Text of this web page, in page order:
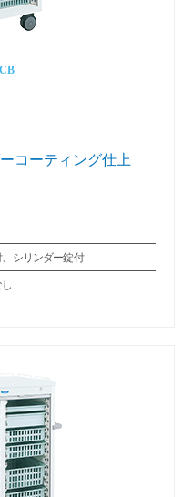
コーティング仕上
シリンダー錠付